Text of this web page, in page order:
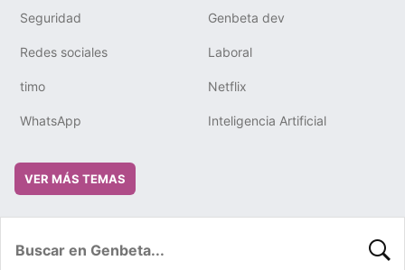
Seguridad Genbeta dev
Redes sociales Laboral
timo Netflix
WhatsApp Inteligencia Artificial
VER MÁS TEMAS